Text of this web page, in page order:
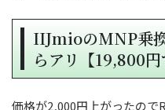
IIJmioのMNP乗
らアリ【19,800円
価格が2,000円上がったので